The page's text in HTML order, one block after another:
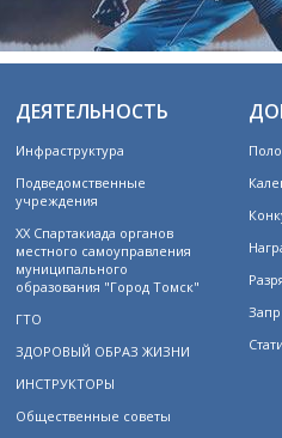
ДЕЯТЕЛЬНОСТЬ
Инфраструктура
Подведомственные
учреждения
XX Спартакиада органов
местного самоуправления
муниципального
образования "Город Томск"
ГТО
ЗДОРОВЫЙ ОБРАЗ ЖИЗНИ
ИНСТРУКТОРЫ
Общественные советы